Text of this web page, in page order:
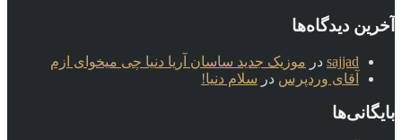
آخرین دیدگاه‌ها
sajjad در موزیک جدید ساسان آریا دنیا چی میخوای ازم
آقای وردپرس در سلام دنیا!
بایگانی‌ها